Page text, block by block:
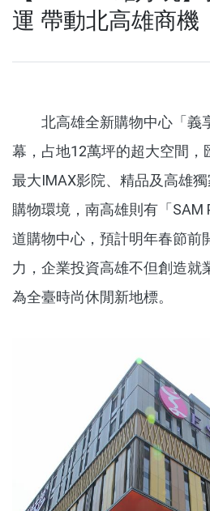
運 帶動北高雄商機
北高雄全新購物中心「義
幕，占地12萬坪的超大空間，
最大IMAX影院、精品及高雄
購物環境，南高雄則有「SAM
道購物中心，預計明年春節前
力，企業投資高雄不但創造就
為全臺時尚休閒新地標。